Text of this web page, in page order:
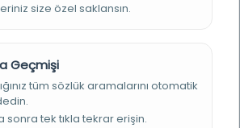
Türkçe
Evet
size özel saklansın.
Geçmişi
tüm sözlük aramalarını otomatik
sonra tek tıkla tekrar erişin.